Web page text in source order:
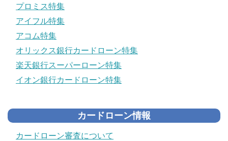
プロミス特集
アイフル特集
アコム特集
オリックス銀行カードローン特集
楽天銀行スーパーローン特集
イオン銀行カードローン特集
カードローン情報
カードローン審査について